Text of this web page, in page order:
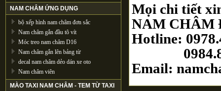
NAM CHÂM ỨNG DỤNG
bộ xếp hình nam châm đơn sắc
Nam châm gắn đầu tô vít
Móc treo nam châm D16
Nam châm gắn lên bảng từ
decal nam châm dẻo dán xe oto
Nam châm viên
MÀO TAXI NAM CHÂM - TEM TỪ TAXI
Mọi chi tiết
NAM CHÂM
Hotline:
Email: